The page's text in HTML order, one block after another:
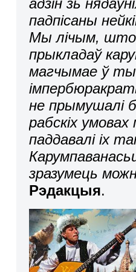
адзін зь
падпісаны
Мы лічым, што
прыкладаў
магчымае ў
не прымушалі
рабскіх
паддавалі іх
зразумець
Рэдакцыя.